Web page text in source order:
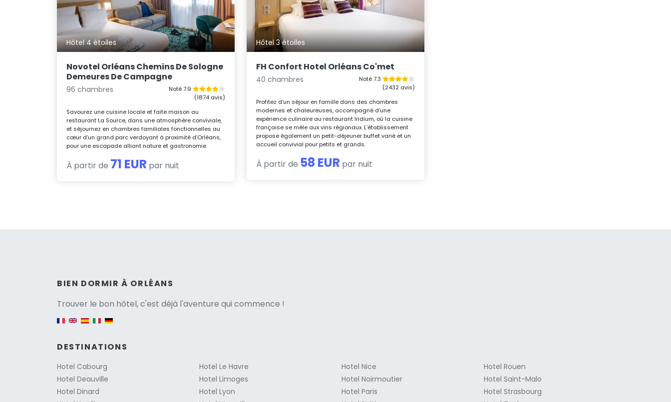
Hôtel 4 étoiles
Novotel Orléans Chemins De Sologne
Demeures De Campagne
96 chambres
Noté 7.9
(1874 avis)
Savourez une cuisine locale et faite maison au
restaurant La Source, dans une atmosphère conviviale,
et séjournez en chambres familiales fonctionnelles au
cœur d’un grand parc verdoyant à proximité d’Orléans,
pour une escapade alliant nature et gastronomie.
À partir de 71 EUR par nuit
Hôtel 3 étoiles
FH Confort Hotel Orléans Co'met
40 chambres
Noté 7.3
(2432 avis)
Profitez d’un séjour en famille dans des chambres
modernes et chaleureuses, accompagné d’une
expérience culinaire au restaurant Iridium, où la cuisine
française se mêle aux vins régionaux. L’établissement
propose également un petit-déjeuner buffet varié et un
accueil convivial pour petits et grands.
À partir de 58 EUR par nuit
BIEN DORMIR À ORLÉANS
Trouver le bon hôtel, c'est déjà l'aventure qui commence !
Versione italiana
DESTINATIONS
Hotel Cabourg
Hotel Deauville
Hotel Dinard
Hotel Le Havre
Hotel Limoges
Hotel Lyon
Hotel Nice
Hotel Noirmoutier
Hotel Paris
Hotel Rouen
Hotel Saint-Malo
Hotel Strasbourg